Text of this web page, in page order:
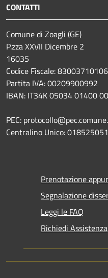
CONTATTI
Comune di Zoagli (GE)
P.zza XXVII Dicembre 2
16035
Codice Fiscale: 83003710106
Partita IVA: 00209900992
IBAN: IT34K 05034 01400
PEC:
Centralino Unico: 018525051
Prenotazione
Segnalazione
Leggi le FAQ
Richiedi Assistenza